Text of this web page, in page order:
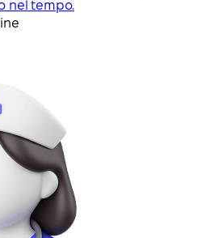
nel tempo.